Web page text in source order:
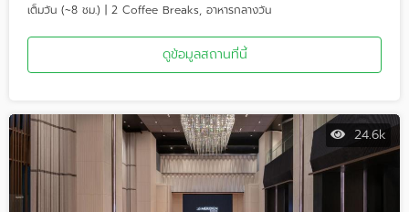
เต็มวัน (~8 ชม.) | 2 Coffee Breaks, อาหารกลางวัน
ดูข้อมูลสถานที่นี้
24.6k